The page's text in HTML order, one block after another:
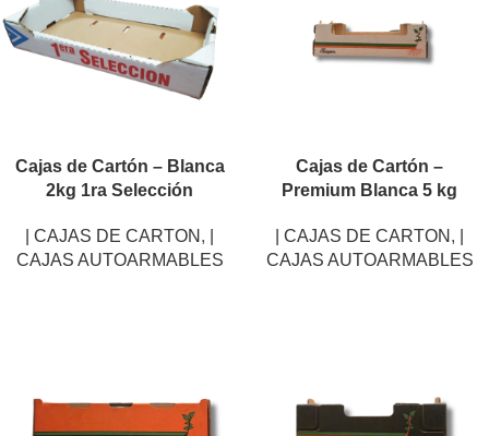
Cajas de Cartón – Blanca
2kg 1ra Selección
| CAJAS DE CARTON ,
CAJAS AUTOARMABLES
Cajas de Cartón –
Premium Blanca 5 kg
| CAJAS DE CARTON ,
CAJAS AUTOARMABLES